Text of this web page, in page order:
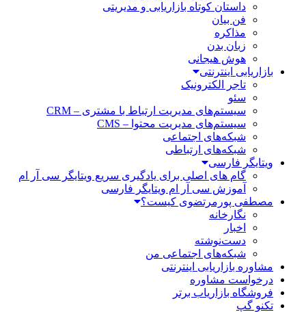
داستان کوتاه بازاریابی و مدیریتی
فن بیان
مذاکره
زبان بدن
هوش هیجانی
بازاریابی اینترنتی
تاجر الکترونیک
سئو
سیستم‌های مدیریت ارتباط با مشتری – CRM
سیستم‌های مدیریت محتوا – CMS
شبکه‌های اجتماعی
شبکه‌های ارتباطی
ویتایگر فارسی
گام های اصلی برای یادگیری سریع ویتایگر سی آر ام
آموزش سی آر ام ویتایگر فارسی
مصطفی پورمرتضوی کیست؟
نگارخانه
اخبار
دست‌نوشته
شبکه‌های اجتماعی من
مشاوره بازاریابی اینترنتی
درخواست مشاوره
فروشگاه بازاریاب برتر
تکنو گپ